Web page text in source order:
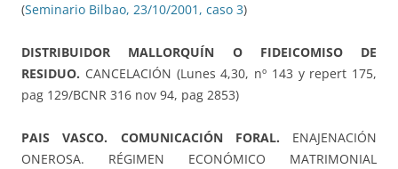
(Seminario Bilbao, 23/10/2001, caso 3)
DISTRIBUIDOR MALLORQUÍN O FIDEICOMISO DE
RESIDUO. CANCELACIÓN (Lunes 4,30, nº 143 y repert 175,
pag 129/BCNR 316 nov 94, pag 2853)
PAIS VASCO. COMUNICACIÓN FORAL. ENAJENACIÓN
ONEROSA. RÉGIMEN ECONÓMICO MATRIMONIAL